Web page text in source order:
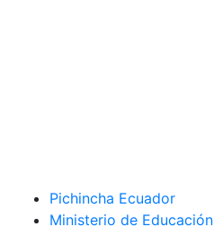
Pichincha Ecuador
Ministerio de Educación